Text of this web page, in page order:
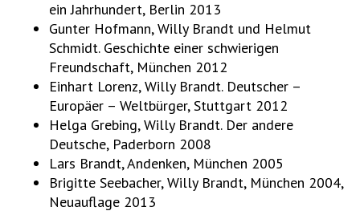
ein Jahrhundert, Berlin 2013
Gunter Hofmann, Willy Brandt und Helmut
Schmidt. Geschichte einer schwierigen
Freundschaft, München 2012
Einhart Lorenz, Willy Brandt. Deutscher –
Europäer – Weltbürger, Stuttgart 2012
Helga Grebing, Willy Brandt. Der andere
Deutsche, Paderborn 2008
Lars Brandt, Andenken, München 2005
Brigitte Seebacher, Willy Brandt, München 2004,
Neuauflage 2013